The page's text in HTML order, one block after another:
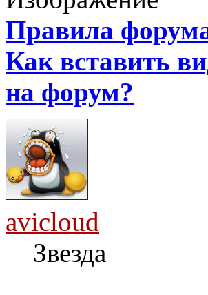
Правила
Как вставить
на форум?
avicloud
Звезда